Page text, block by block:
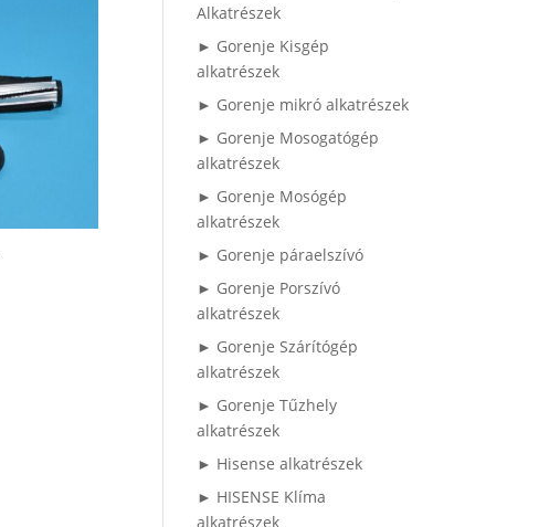
Alkatrészek
► Gorenje Kisgép
alkatrészek
► Gorenje mikró alkatrészek
► Gorenje Mosogatógép
alkatrészek
► Gorenje Mosógép
alkatrészek
► Gorenje páraelszívó
► Gorenje Porszívó
alkatrészek
► Gorenje Szárítógép
alkatrészek
► Gorenje Tűzhely
alkatrészek
► Hisense alkatrészek
► HISENSE Klíma
alkatrészek